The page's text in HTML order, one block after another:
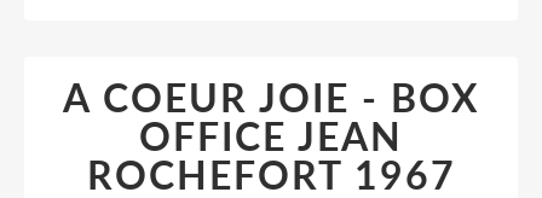
A COEUR JOIE - BOX
OFFICE JEAN
ROCHEFORT 1967